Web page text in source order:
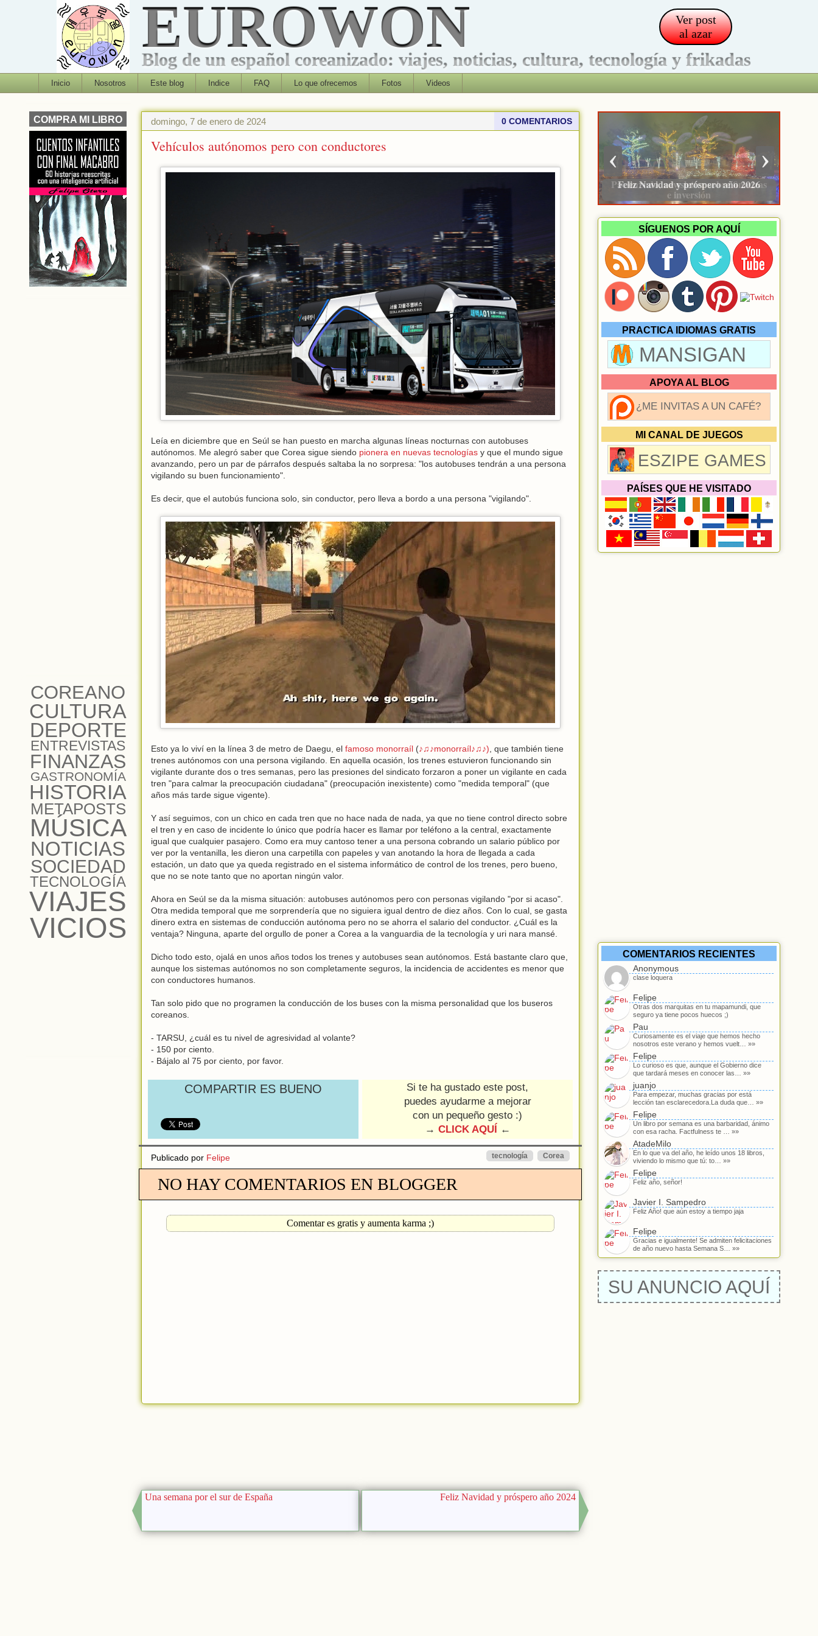
Ver post
al azar
EUROWON
Blog de un español coreanizado: viajes, noticias, cultura, tecnología y frikadas
Inicio Nosotros Este blog Indice FAQ Lo que ofrecemos Fotos Videos
domingo, 7 de enero de 2024 0 COMENTARIOS
Vehículos autónomos pero con conductores
Leía en diciembre que en Seúl se han puesto en marcha algunas líneas nocturnas con autobuses
autónomos. Me alegró saber que Corea sigue siendo pionera en nuevas tecnologías y que el mundo sigue
avanzando, pero un par de párrafos después saltaba la no sorpresa: "los autobuses tendrán a una persona
vigilando su buen funcionamiento".
Es decir, que el autobús funciona solo, sin conductor, pero lleva a bordo a una persona "vigilando".
Esto ya lo viví en la línea 3 de metro de Daegu, el famoso monorraíl (♪♫♪monorraíl♪♫♪) , que también tiene
trenes autónomos con una persona vigilando. En aquella ocasión, los trenes estuvieron funcionando sin
vigilante durante dos o tres semanas, pero las presiones del sindicato forzaron a poner un vigilante en cada
tren "para calmar la preocupación ciudadana" (preocupación inexistente) como "medida temporal" (que
años más tarde sigue vigente).
Y así seguimos, con un chico en cada tren que no hace nada de nada, ya que no tiene control directo sobre
el tren y en caso de incidente lo único que podría hacer es llamar por teléfono a la central, exactamente
igual que cualquier pasajero. Como era muy cantoso tener a una persona cobrando un salario público por
ver por la ventanilla, les dieron una carpetilla con papeles y van anotando la hora de llegada a cada
estación, un dato que ya queda registrado en el sistema informático de control de los trenes, pero bueno,
que no se note tanto que no aportan ningún valor.
Ahora en Seúl se da la misma situación: autobuses autónomos pero con personas vigilando "por si acaso".
Otra medida temporal que me sorprendería que no siguiera igual dentro de diez años. Con lo cual, se gasta
dinero extra en sistemas de conducción autónoma pero no se ahorra el salario del conductor. ¿Cuál es la
ventaja? Ninguna, aparte del orgullo de poner a Corea a la vanguardia de la tecnología y uri nara mansé.
Dicho todo esto, ojalá en unos años todos los trenes y autobuses sean autónomos. Está bastante claro que,
aunque los sistemas autónomos no son completamente seguros, la incidencia de accidentes es menor que
con conductores humanos.
Tan solo pido que no programen la conducción de los buses con la misma personalidad que los buseros
coreanos.
- TARSU, ¿cuál es tu nivel de agresividad al volante?
- 150 por ciento.
- Bájalo al 75 por ciento, por favor.
COMPARTIR ES BUENO
Si te ha gustado este post,
puedes ayudarme a mejorar
con un pequeño gesto :)
→ CLICK AQUÍ ←
Publicado por Felipe Corea
tecnología
NO HAY COMENTARIOS EN BLOGGER
Comentar es gratis y aumenta karma ;)
Una semana por el sur de España Feliz Navidad y próspero año 2024
COMPRA MI LIBRO
COREANO
CULTURA
DEPORTE
ENTREVISTAS
FINANZAS
GASTRONOMÍA
HISTORIA
METAPOSTS
MÚSICA
NOTICIAS
SOCIEDAD
TECNOLOGÍA
VIAJES
VICIOS
Pacienzudo, newsletter sobre finanzas
e inversión
›
‹
SÍGUENOS POR AQUÍ
PRACTICA IDIOMAS GRATIS
MANSIGAN
APOYA AL BLOG
¿ME INVITAS A UN CAFÉ?
MI CANAL DE JUEGOS
ESZIPE GAMES
PAÍSES QUE HE VISITADO
COMENTARIOS RECIENTES
Anonymous
clase loquera
Felipe
Otras dos marquitas en tu mapamundi, que
seguro ya tiene pocos huecos ;)
Pau
Curiosamente es el viaje que hemos hecho
nosotros este verano y hemos vuelt… »»
Felipe
Lo curioso es que, aunque el Gobierno dice
que tardará meses en conocer las… »»
juanjo
Para empezar, muchas gracias por está
lección tan esclarecedora.La duda que… »»
Felipe
Un libro por semana es una barbaridad, ánimo
con esa racha. Factfulness te … »»
AtadeMilo
En lo que va del año, he leído unos 18 libros,
viviendo lo mismo que tú: to… »»
Felipe
Feliz año, señor!
Javier I. Sampedro
Feliz Año! que aún estoy a tiempo jaja
Felipe
Gracias e igualmente! Se admiten felicitaciones
de año nuevo hasta Semana S… »»
SU ANUNCIO AQUÍ